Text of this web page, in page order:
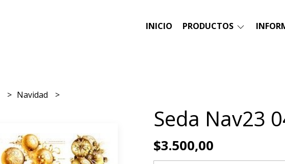
INICIO PRODUCTOS
Navidad
Seda Nav23
$3.500,00